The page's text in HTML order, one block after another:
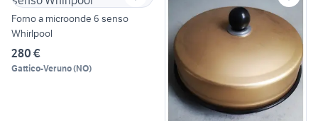
Forno a microonde 6 senso
Whirlpool
280 €
Gattico-Veruno(NO)